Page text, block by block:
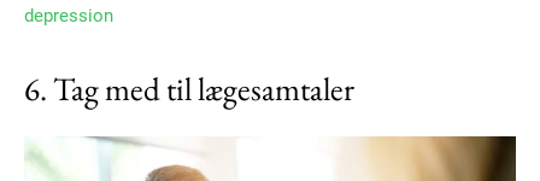
depression
6. Tag med til lægesamtaler